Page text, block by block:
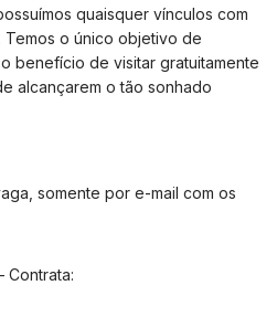
quaisquer vínculos com
Temos o único objetivo de
benefício de visitar gratuitamente
alcançarem o tão sonhado
somente por e-mail com os
Contrata: